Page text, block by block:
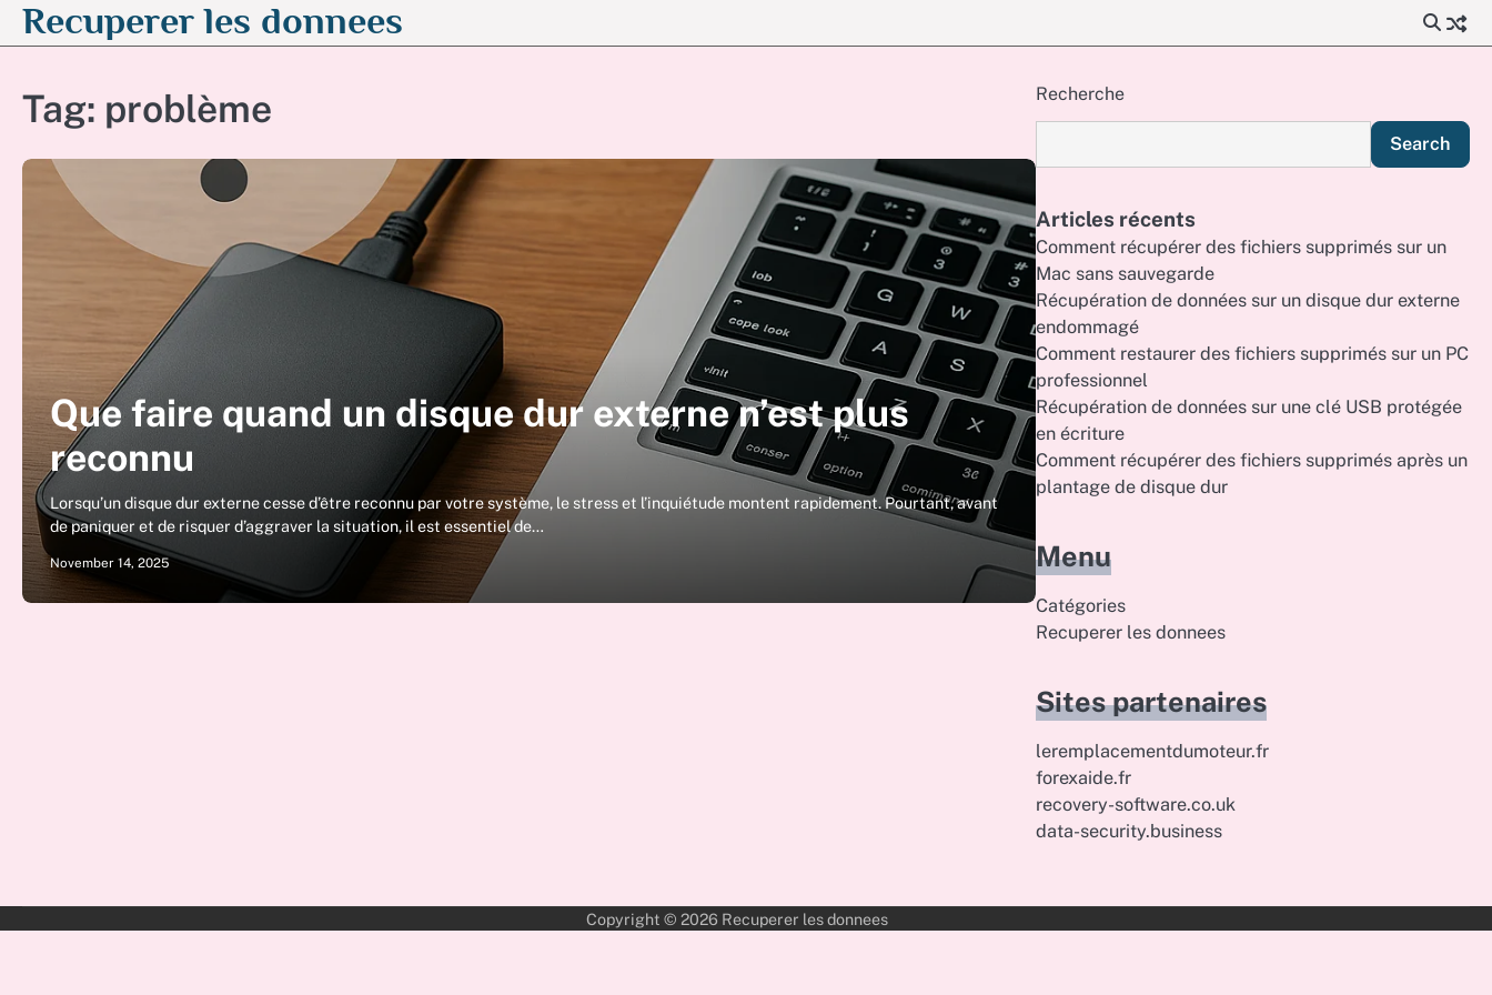
SkipRecuperer les donnees
Tag: problème
Que faire quand un disque dur externe n’est plus
reconnu
Lorsqu’un disque dur externe cesse d’être reconnu par votre système, le stress et l’inquiétude montent rapidement. Pourtant, avant
de paniquer et de risquer d’aggraver la situation, il est essentiel de…
November 14, 2025
Recherche
Search
Articles récents
Comment récupérer des fichiers supprimés sur un
Mac sans sauvegarde
Récupération de données sur un disque dur externe
endommagé
Comment restaurer des fichiers supprimés sur un PC
professionnel
Récupération de données sur une clé USB protégée
en écriture
Comment récupérer des fichiers supprimés après un
plantage de disque dur
Menu
Catégories
Recuperer les donnees
Sites partenaires
leremplacementdumoteur.fr
forexaide.fr
recovery-software.co.uk
data-security.business
Copyright © 2026 Recuperer les donnees